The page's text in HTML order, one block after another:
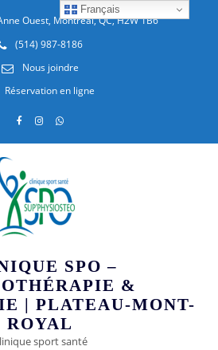
Ouest, Montréal, QC, H2W 1B6
(514) 987-8186
Nous joindre
Réservation en ligne
SPO –
&
| PLATEAU-MONT-
ROYAL
sport santé
Français